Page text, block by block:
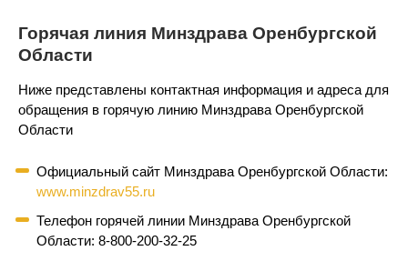
Горячая линия Минздрава Оренбургской
Области
Ниже представлены контактная информация и адреса для
обращения в горячую линию Минздрава Оренбургской
Области
Официальный сайт Минздрава Оренбургской Области:
www.minzdrav55.ru
Телефон горячей линии Минздрава Оренбургской
Области: 8-800-200-32-25